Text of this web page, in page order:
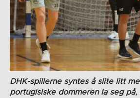
DHK-spillerne syntes å slite litt
portugisiske dommeren la seg